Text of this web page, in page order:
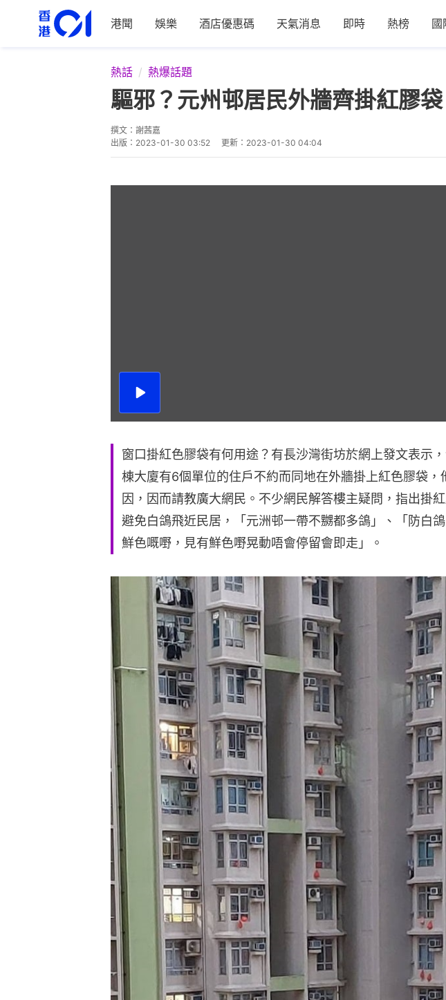
港聞 娛樂 酒店優惠碼 天氣消息 即時 熱榜 國
熱話 熱爆話題
驅邪？元州邨居民外牆齊掛紅
撰文： 謝茜嘉
出版： 2023-01-30 03:52 更新： 2023-01-30 04:04
播
窗口掛紅色膠袋有何用途？有長沙灣街坊於網上發文表示
棟大廈有6個單位的住戶不約而同地在外牆掛上紅色膠袋，
因，因而請教廣大網民。不少網民解答樓主疑問，指出掛
避免白鴿飛近民居，「元洲邨一帶不嬲都多鴿」、「防白
鮮色嘅嘢，見有鮮色嘢晃動唔會停留會即走」。